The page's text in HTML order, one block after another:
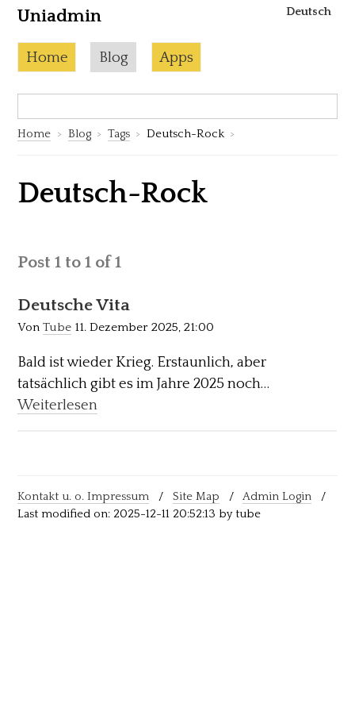
Uniadmin Deutsch
Skip to content
Home Current page:
Blog Apps
Home Blog Tags Deutsch-Rock
Deutsch-Rock
Post 1 to 1 of 1
Deutsche Vita
VonTube 11. Dezember 2025, 21:00
Bald ist wieder Krieg. Erstaunlich, aber
tatsächlich gibt es im Jahre 2025 noch…
Weiterlesen
Kontakt u. o. Impressum /Site Map /Admin Login /
Last modified on: 2025-12-11 20:52:13 by tube